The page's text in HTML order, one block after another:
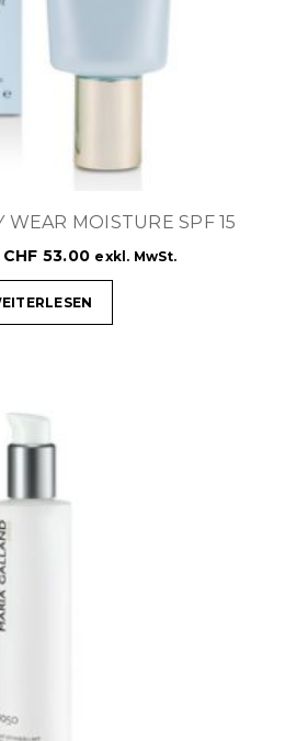
MOISTURE SPF 15
CHF 53.00 exkl. MwSt.